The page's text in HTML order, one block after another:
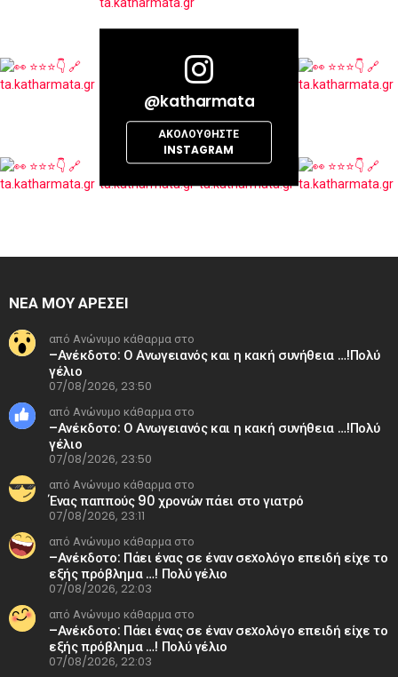
@katharmata
ΑΚΟΛΟΥΘΉΣΤΕ
INSTAGRAM
ΝΕΑ ΜΟΥ ΑΡΕΣΕΙ
από Ανώνυμο κάθαρμα στο
–Ανέκδοτο: Ο Ανωγειανός και η κακή συνήθεια …!Πολύ
γέλιο
07/08/2026, 23:50
από Ανώνυμο κάθαρμα στο
–Ανέκδοτο: Ο Ανωγειανός και η κακή συνήθεια …!Πολύ
γέλιο
07/08/2026, 23:50
από Ανώνυμο κάθαρμα στο
Ένας παππούς 90 χρονών πάει στο γιατρό
07/08/2026, 23:11
από Ανώνυμο κάθαρμα στο
–Ανέκδοτο: Πάει ένας σε έναν σεxολόγο επειδή είχε το
εξής πρόβλημα …! Πολύ γέλιο
07/08/2026, 22:03
από Ανώνυμο κάθαρμα στο
–Ανέκδοτο: Πάει ένας σε έναν σεxολόγο επειδή είχε το
εξής πρόβλημα …! Πολύ γέλιο
07/08/2026, 22:03